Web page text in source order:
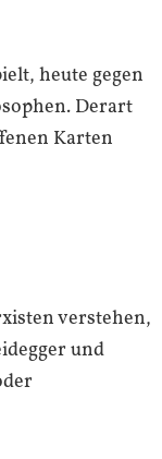
heute gegen
Derart
Karten
verstehen,
und